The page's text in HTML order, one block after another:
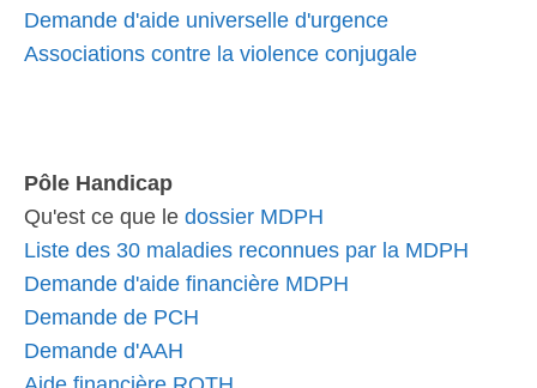
Demande d'aide universelle d'urgence
Associations contre la violence conjugale
Pôle Handicap
Qu'est ce que le dossier MDPH
Liste des 30 maladies reconnues par la MDPH
Demande d'aide financière MDPH
Demande de PCH
Demande d'AAH